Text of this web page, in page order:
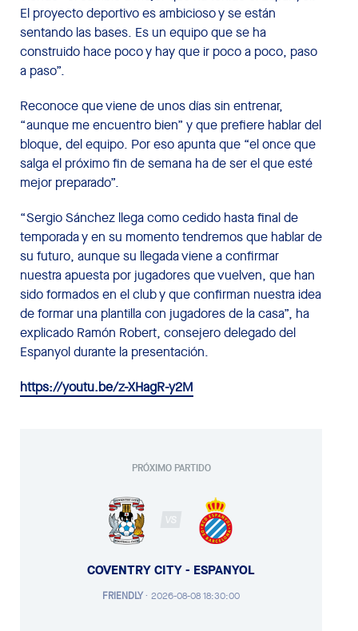
El proyecto deportivo es ambicioso y se están
sentando las bases. Es un equipo que se ha
construido hace poco y hay que ir poco a poco, paso
a paso”.
Reconoce que viene de unos días sin entrenar,
“aunque me encuentro bien” y que prefiere hablar del
bloque, del equipo. Por eso apunta que “el once que
salga el próximo fin de semana ha de ser el que esté
mejor preparado”.
“Sergio Sánchez llega como cedido hasta final de
temporada y en su momento tendremos que hablar de
su futuro, aunque su llegada viene a confirmar
nuestra apuesta por jugadores que vuelven, que han
sido formados en el club y que confirman nuestra idea
de formar una plantilla con jugadores de la casa”, ha
explicado Ramón Robert, consejero delegado del
Espanyol durante la presentación.
https://youtu.be/z-XHagR-y2M
PRÓXIMO PARTIDO
VS
COVENTRY CITY - ESPANYOL
FRIENDLY· 2026-08-08 18:30:00